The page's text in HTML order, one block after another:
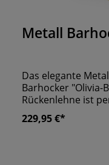
Metall
Das elegante
Barhocker "Olivia-
Rückenlehne ist
weichen Polster
Füße Ihrer Gäste
229,95 €*